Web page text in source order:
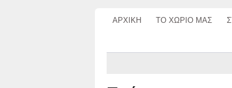
ΑΡΧΙΚΗ ΤΟ ΧΩΡΙΟ ΜΑΣ